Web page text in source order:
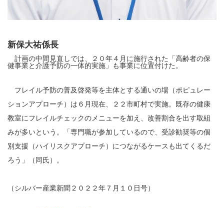
新保大祐係長
計画の中間見直しでは、２０年４月に施行された「高齢者の保
健事業と介護予防の一体的実施」も事業に位置付けた。
フレイル予防の普及啓発等を主体とする通いの場（ポピュレー
ションアプローチ）は６月現在、２２市町村で実施。既存の健康
教室にフレイルチェックのメニューを加え、改善割合を出す取組
みが多いという。「専門職が参加しているので、受診勧奨等の個
別支援（ハイリスクアプローチ）につながるケースも出てくるだ
ろう」（同氏）。
（シルバー産業新聞２０２２年７月１０日号）